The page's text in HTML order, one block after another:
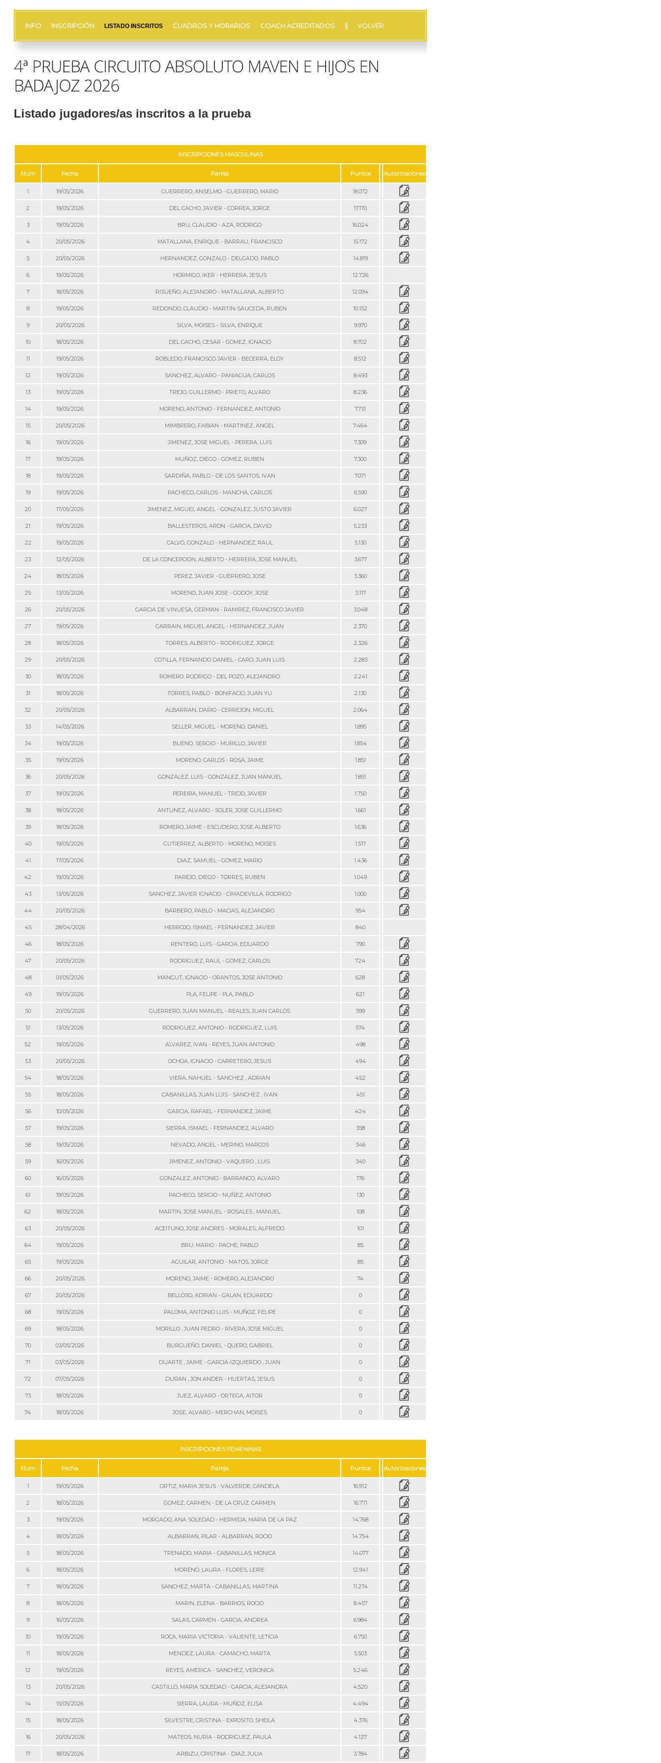
INFO INSCRIPCIÓN LISTADO INSCRITOS CUADROS Y HORARIOS COACH ACREDITADOS || VOLVER
Listado jugadores/as inscritos a la prueba
INSCRIPCIONES MASCULINAS
Num Fecha Pareja Puntos Autorizaciones
1 19/05/2026 GUERRERO, ANSELMO - GUERRERO, MARIO 18.072
2 19/05/2026 DEL CACHO, JAVIER - CORREA, JORGE 17.170
3 19/05/2026 BRU, CLAUDIO - AZA, RODRIGO 16.024
4 20/05/2026 MATALLANA, ENRIQUE - BARRAU, FRANCISCO 15.172
5 20/05/2026 HERNANDEZ, GONZALO - DELGADO, PABLO 14.819
6 19/05/2026 HORMIGO, IKER - HERRERA, JESUS 12.726
7 18/05/2026 RISUEÑO, ALEJANDRO - MATALLANA, ALBERTO 12.094
8 19/05/2026 REDONDO, CLAUDIO - MARTIN-SAUCEDA, RUBEN 10.152
9 20/05/2026 SILVA, MOISES - SILVA, ENRIQUE 9.970
10 18/05/2026 DEL CACHO, CESAR - GOMEZ, IGNACIO 8.702
11 19/05/2026 ROBLEDO, FRANCISCO JAVIER - BECERRA, ELOY 8.512
12 19/05/2026 SANCHEZ, ALVARO - PANIAGUA, CARLOS 8.493
13 19/05/2026 TREJO, GUILLERMO - PRIETO, ALVARO 8.236
14 19/05/2026 MORENO, ANTONIO - FERNANDEZ, ANTONIO 7.731
15 20/05/2026 MIMBRERO, FABIAN - MARTINEZ, ANGEL 7.464
16 19/05/2026 JIMENEZ, JOSE MIGUEL - PERERA, LUIS 7.309
17 19/05/2026 MUÑOZ, DIEGO - GOMEZ, RUBEN 7.300
18 19/05/2026 SARDIÑA, PABLO - DE LOS SANTOS, IVAN 7.071
19 19/05/2026 PACHECO, CARLOS - MANCHA, CARLOS 6.590
20 17/05/2026 JIMENEZ, MIGUEL ANGEL - GONZALEZ, JUSTO JAVIER 6.027
21 19/05/2026 BALLESTEROS, ARON - GARCIA, DAVID 5.233
22 19/05/2026 CALVO, GONZALO - HERNANDEZ, RAUL 5.130
23 12/05/2026 DE LA CONCEPCION, ALBERTO - HERRERA, JOSE MANUEL 3.677
24 18/05/2026 PEREZ, JAVIER - GUERRERO, JOSE 3.360
25 13/05/2026 MORENO, JUAN JOSE - GODOY, JOSE 3.117
26 20/05/2026 GARCIA DE VINUESA, GERMAN - RAMIREZ, FRANCISCO JAVIER 3.048
27 19/05/2026 GARRAIN, MIGUEL ANGEL - HERNANDEZ, JUAN 2.370
28 18/05/2026 TORRES, ALBERTO - RODRIGUEZ, JORGE 2.326
29 20/05/2026 COTILLA, FERNANDO DANIEL - CARO, JUAN LUIS 2.283
30 18/05/2026 ROMERO, RODRIGO - DEL POZO, ALEJANDRO 2.241
31 18/05/2026 TORRES, PABLO - BONIFACIO, JUAN YU 2.130
32 20/05/2026 ALBARRAN, DARIO - CERREJON, MIGUEL 2.064
33 14/05/2026 SELLER, MIGUEL - MORENO, DANIEL 1.895
34 19/05/2026 BUENO, SERGIO - MURILLO, JAVIER 1.854
35 19/05/2026 MORENO, CARLOS - ROSA, JAIME 1.851
36 20/05/2026 GONZALEZ, LUIS - GONZALEZ, JUAN MANUEL 1.851
37 19/05/2026 PEREIRA, MANUEL - TREJO, JAVIER 1.750
38 18/05/2026 ANTUNEZ, ALVARO - SOLER, JOSE GUILLERMO 1.661
39 18/05/2026 ROMERO, JAIME - ESCUDERO, JOSE ALBERTO 1.636
40 19/05/2026 GUTIERREZ, ALBERTO - MORENO, MOISES 1.517
41 17/05/2026 DIAZ, SAMUEL - GOMEZ, MARIO 1.436
42 19/05/2026 PAREJO, DIEGO - TORRES, RUBEN 1.049
43 13/05/2026 SANCHEZ, JAVIER IGNACIO - CIMADEVILLA, RODRIGO 1.000
44 20/05/2026 BARBERO, PABLO - MACIAS, ALEJANDRO 954
45 28/04/2026 HERROJO, ISMAEL - FERNANDEZ, JAVIER 840
46 18/05/2026 RENTERO, LUIS - GARCIA, EDUARDO 790
47 20/05/2026 RODRIGUEZ, RAUL - GOMEZ, CARLOS 724
48 01/05/2026 MANGUT, IGNACIO - ORANTOS, JOSE ANTONIO 628
49 19/05/2026 PLA, FELIPE - PLA, PABLO 621
50 20/05/2026 GUERRERO, JUAN MANUEL - REALES, JUAN CARLOS 599
51 13/05/2026 RODRIGUEZ, ANTONIO - RODRIGUEZ, LUIS 574
52 19/05/2026 ALVAREZ, IVAN - REYES, JUAN ANTONIO 498
53 20/05/2026 OCHOA, IGNACIO - CARRETERO, JESUS 494
54 18/05/2026 VIERA, NAHUEL - SANCHEZ , ADRIAN 452
55 18/05/2026 CABANILLAS, JUAN LUIS - SANCHEZ , IVAN 451
56 10/05/2026 GARCIA, RAFAEL - FERNANDEZ, JAIME 424
57 19/05/2026 SIERRA, ISMAEL - FERNANDEZ, ALVARO 358
58 19/05/2026 NEVADO, ANGEL - MERINO, MARCOS 346
59 16/05/2026 JIMENEZ, ANTONIO - VAQUERO , LUIS 340
60 16/05/2026 GONZALEZ, ANTONIO - BARRANCO, ALVARO 176
61 19/05/2026 PACHECO, SERGIO - NUÑEZ, ANTONIO 130
62 18/05/2026 MARTIN, JOSE MANUEL - ROSALES , MANUEL 108
63 20/05/2026 ACEITUNO, JOSE ANDRES - MORALES, ALFREDO 101
64 19/05/2026 BRU, MARIO - PACHE, PABLO 85
65 19/05/2026 AGUILAR, ANTONIO - MATOS, JORGE 85
66 20/05/2026 MORENO, JAIME - ROMERO, ALEJANDRO 74
67 20/05/2026 BELLOSO, ADRIAN - GALAN, EDUARDO 0
68 19/05/2026 PALOMA, ANTONIO LUIS - MUÑOZ, FELIPE 0
69 18/05/2026 MORILLO , JUAN PEDRO - RIVERA, JOSE MIGUEL 0
70 03/05/2026 BURGUEÑO, DANIEL - QUERO, GABRIEL 0
71 03/05/2026 DUARTE , JAIME - GARCIA-IZQUIERDO , JUAN 0
72 07/05/2026 DURAN , JON ANDER - HUERTAS, JESUS 0
73 18/05/2026 JUEZ, ALVARO - ORTEGA, AITOR 0
74 18/05/2026 JOSE, ALVARO - MERCHAN, MOISES 0
INSCRIPCIONES FEMENINAS
Num Fecha Pareja Puntos Autorizaciones
1 19/05/2026 ORTIZ, MARIA JESUS - VALVERDE, CANDELA 16.912
2 18/05/2026 GOMEZ, CARMEN - DE LA CRUZ, CARMEN 16.771
3 19/05/2026 MORGADO, ANA SOLEDAD - HERMIDA, MARIA DE LA PAZ 14.768
4 18/05/2026 ALBARRAN, PILAR - ALBARRAN, ROCIO 14.754
5 18/05/2026 TRENADO, MARIA - CABANILLAS, MONICA 14.077
6 18/05/2026 MORENO, LAURA - FLORES, LEIRE 12.941
7 18/05/2026 SANCHEZ, MARTA - CABANILLAS, MARTINA 11.274
8 18/05/2026 MARIN, ELENA - BARRIOS, ROCIO 8.457
9 16/05/2026 SALAS, CARMEN - GARCIA, ANDREA 6.984
10 19/05/2026 ROCA, MARIA VICTORIA - VALIENTE, LETICIA 6.750
11 18/05/2026 MENDEZ, LAURA - CAMACHO, MARTA 5.503
12 19/05/2026 REYES, AMERICA - SANCHEZ, VERONICA 5.246
13 20/05/2026 CASTILLO, MARIA SOLEDAD - GARCIA, ALEJANDRA 4.520
14 15/05/2026 SIERRA, LAURA - MUÑOZ, ELISA 4.494
15 18/05/2026 SILVESTRE, CRISTINA - EXPOSITO, SHEILA 4.376
16 20/05/2026 MATEOS, NURIA - RODRIGUEZ, PAULA 4.127
17 18/05/2026 ARBIZU, CRISTINA - DIAZ, JULIA 3.784